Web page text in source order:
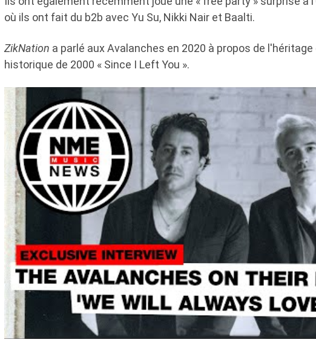
où ils ont fait du b2b avec Yu Su, Nikki Nair et Baalti.
ZikNation a parlé aux Avalanches en 2020 à propos de
historique de 2000 « Since I Left You ».